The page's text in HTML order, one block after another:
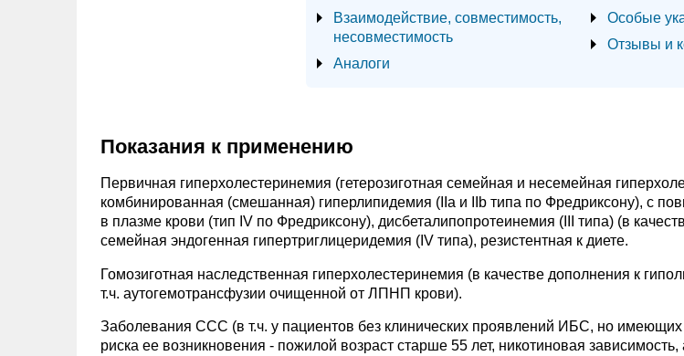
Взаимодействие, совместимость,
несовместимость
Аналоги
Особые
Отзывы и
Показания к применению
Первичная гиперхолестеринемия (гетерозиготная семейная и несемейная
комбинированная (смешанная) гиперлипидемия (IIа и IIb типа по Фредриксону), с
в плазме крови (тип IV по Фредриксону), дисбеталипопротеинемия (III типа) (в
семейная эндогенная гипертриглицеридемия (IV типа), резистентная к диете.
Гомозиготная наследственная гиперхолестеринемия (в качестве дополнения к
т.ч. аутогемотрансфузии очищенной от ЛПНП крови).
Заболевания ССС (в т.ч. у пациентов без клинических проявлений ИБС, но
риска ее возникновения - пожилой возраст старше 55 лет, никотиновая зависимость,